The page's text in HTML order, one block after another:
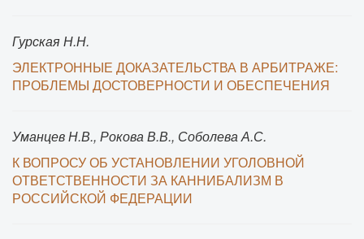
Гурская Н.Н.
ЭЛЕКТРОННЫЕ ДОКАЗАТЕЛЬСТВА В АРБИТРАЖЕ:
ПРОБЛЕМЫ ДОСТОВЕРНОСТИ И ОБЕСПЕЧЕНИЯ
Уманцев Н.В., Рокова В.В., Соболева А.С.
К ВОПРОСУ ОБ УСТАНОВЛЕНИИ УГОЛОВНОЙ
ОТВЕТСТВЕННОСТИ ЗА КАННИБАЛИЗМ В
РОССИЙСКОЙ ФЕДЕРАЦИИ